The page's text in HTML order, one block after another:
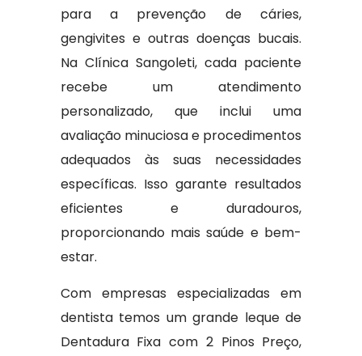
para a prevenção de cáries,
gengivites e outras doenças bucais.
Na Clínica Sangoleti, cada paciente
recebe um atendimento
personalizado, que inclui uma
avaliação minuciosa e procedimentos
adequados às suas necessidades
específicas. Isso garante resultados
eficientes e duradouros,
proporcionando mais saúde e bem-
estar.
Com empresas especializadas em
dentista temos um grande leque de
Dentadura Fixa com 2 Pinos Preço,